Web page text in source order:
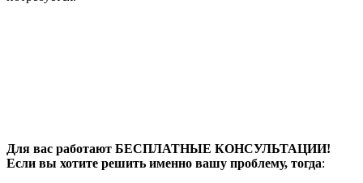
Для вас работают БЕСПЛАТНЫЕ КОНСУЛЬТАЦИИ!
Если вы хотите решить именно вашу проблему, тогда: